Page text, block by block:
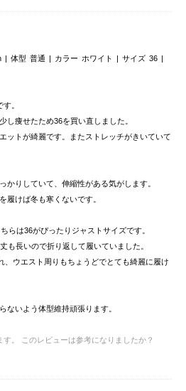
体型 普通 カラー ホワイト サイズ 36
。
し痩せたため36を買い直しました。
ットが綺麗です。またストレッチがきいていて
かりしていて、伸縮性がある気がします。
履けば冬も寒くないです。
らは36がぴったりジャストサイズです。
も長いので折り返して履いていました。
、ウエスト周りもちょうどでとても綺麗に履け
ないよう体型維持頑張ります。
す。
このレビューは参考になりましたか？